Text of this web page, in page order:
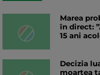
Marea
în direct:
15 ani
Decizia
moartea